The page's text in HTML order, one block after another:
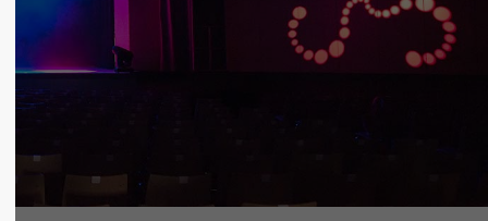
us a line
nascetur ridiculus mus. Donec
quam felis, ultricies nec.